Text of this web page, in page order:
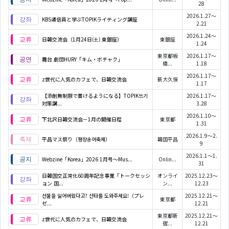
28
KBS通信員と学ぶTOPIKライティング講座
2026.1.27～
2.21
日韓交流会（1月24日(土) 東銀座） 東銀座
2026.1.24～
1.24
舞台 劇団HURY「キム・ボチャク」
東京都板
橋...
2026.1.17～
1.18
z世代に人気のカフェで、日韓交流会 新大久保
2026.1.17～
1.17
【添削無制限で書けるようになる】TOPIK쓰기
対策講...
2026.1.17～
3.28
下北沢日韓交流会－1月の開催日程 東京都
2026.1.10～
1.31
平昌マス祭り（평창송어축제） 韓国平昌
2026.1.9～2.
9
Webzine「Korea」2026 1月号～Mus... Onlin...
2026.1.1～1.
31
日韓国交正常化60周年記念事業「トークセッシ
ョン 国...
オンライ
ン...
2025.12.23～
12.23
선물을 잃어버렸다고? 산타를 도와주세요!（プレ
ゼ...
東京都
2025.12.21～
12.21
z世代に人気のカフェで、日韓交流会
東京都新
宿...
2025.12.21～
12.21